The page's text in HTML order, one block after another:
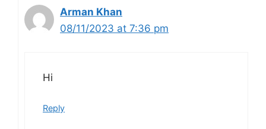
Arman Khan
08/11/2023 at 7:36 pm
Hi
Reply